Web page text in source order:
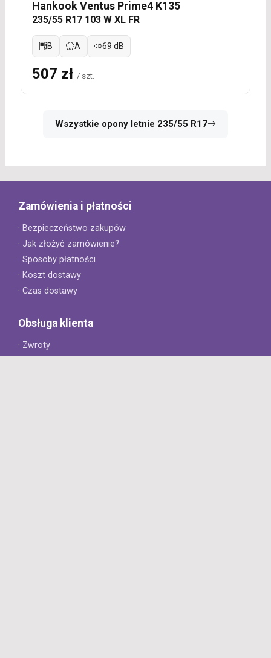
Hankook Ventus Prime4 K135
235/55 R17 103 W XL FR
B A 69 dB
507 zł / szt.
Wszystkie opony letnie 235/55 R17
Zamówienia i płatności
· Bezpieczeństwo zakupów
· Jak złożyć zamówienie?
· Sposoby płatności
· Koszt dostawy
· Czas dostawy
Obsługa klienta
· Zwroty